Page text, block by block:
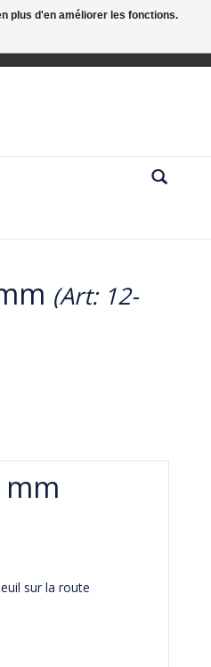
(Art: 12-
sur la route
plus d'en améliorer les fonctions.